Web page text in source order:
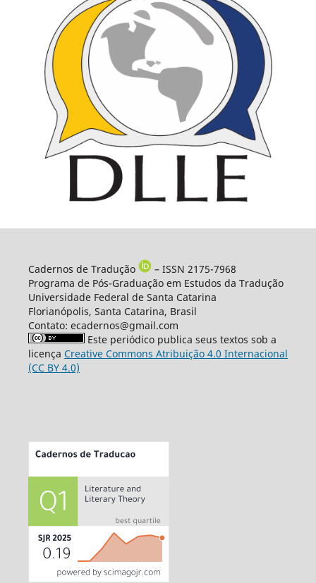
Cadernos de Tradução
– ISSN 2175-7968
Programa de Pós-Graduação em Estudos da Tradução
Universidade Federal de Santa Catarina
Florianópolis, Santa Catarina, Brasil
Contato: ecadernos@gmail.com
Este periódico publica seus textos sob a
licença Creative Commons Atribuição 4.0 Internacional
(CC BY 4.0)